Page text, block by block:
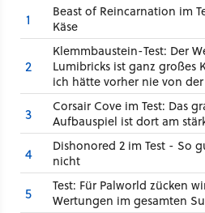
1
Beast of Reincarnation im
Käse
2
Klemmbaustein-Test: Der
Lumibricks ist ganz großes
ich hätte vorher nie von
3
Corsair Cove im Test: Das
Aufbauspiel ist dort am
4
Dishonored 2 im Test - So
nicht
5
Test: Für Palworld zücken
Wertungen im gesamten